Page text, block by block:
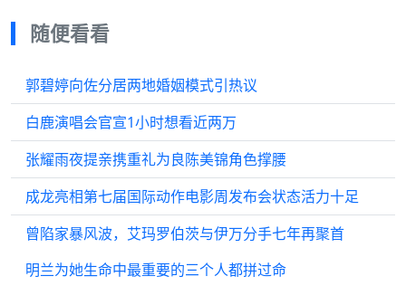
随便看看
郭碧婷向佐分居两地婚姻模式引热议
白鹿演唱会官宣1小时想看近两万
张耀雨夜提亲携重礼为良陈美锦角色撑腰
成龙亮相第七届国际动作电影周发布会状态活力十足
曾陷家暴风波，艾玛罗伯茨与伊万分手七年再聚首
明兰为她生命中最重要的三个人都拼过命